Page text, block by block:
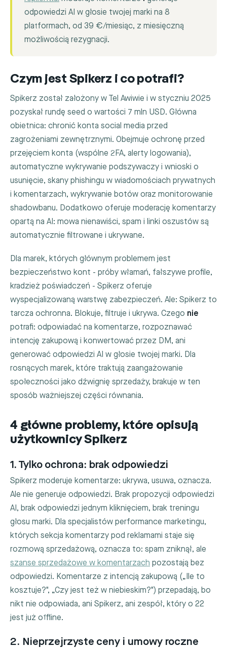
odpowiedzi AI w głosie twojej marki na 8
platformach, od 39 €/miesiąc, z miesięczną
możliwością rezygnacji.
Czym jest Spikerz i co potrafi?
Spikerz został założony w Tel Awiwie i w styczniu 2025
pozyskał rundę seed o wartości 7 mln USD. Główna
obietnica: chronić konta social media przed
zagrożeniami zewnętrznymi. Obejmuje ochronę przed
przejęciem konta (wspólne 2FA, alerty logowania),
automatyczne wykrywanie podszywaczy i wnioski o
usunięcie, skany phishingu w wiadomościach prywatnych
i komentarzach, wykrywanie botów oraz monitorowanie
shadowbanu. Dodatkowo oferuje moderację komentarzy
opartą na AI: mowa nienawiści, spam i linki oszustów są
automatycznie filtrowane i ukrywane.
Dla marek, których głównym problemem jest
bezpieczeństwo kont - próby włamań, fałszywe profile,
kradzież poświadczeń - Spikerz oferuje
wyspecjalizowaną warstwę zabezpieczeń. Ale: Spikerz to
tarcza ochronna. Blokuje, filtruje i ukrywa. Czego nie
potrafi: odpowiadać na komentarze, rozpoznawać
intencję zakupową i konwertować przez DM, ani
generować odpowiedzi AI w głosie twojej marki. Dla
rosnących marek, które traktują zaangażowanie
społeczności jako dźwignię sprzedaży, brakuje w ten
sposób ważniejszej części równania.
4 główne problemy, które opisują
użytkownicy Spikerz
1. Tylko ochrona: brak odpowiedzi
Spikerz moderuje komentarze: ukrywa, usuwa, oznacza.
Ale nie generuje odpowiedzi. Brak propozycji odpowiedzi
AI, brak odpowiedzi jednym kliknięciem, brak treningu
głosu marki. Dla specjalistów performance marketingu,
których sekcja komentarzy pod reklamami staje się
rozmową sprzedażową, oznacza to: spam zniknął, ale
szanse sprzedażowe w komentarzach pozostają bez
odpowiedzi. Komentarze z intencją zakupową („Ile to
kosztuje?", „Czy jest też w niebieskim?") przepadają, bo
nikt nie odpowiada, ani Spikerz, ani zespół, który o 22
jest już offline.
2. Nieprzejrzyste ceny i umowy roczne